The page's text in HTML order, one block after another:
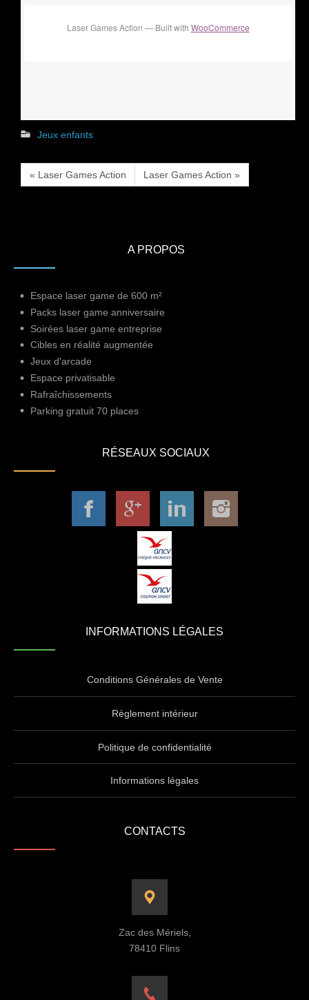
Laser Games Action — Built with WooCommerce
Jeux enfants
« Laser Games Action Laser Games Action »
A PROPOS
Espace laser game de 600 m²
Packs laser game anniversaire
Soirées laser game entreprise
Cibles en réalité augmentée
Jeux d'arcade
Espace privatisable
Rafraîchissements
Parking gratuit 70 places
RÉSEAUX SOCIAUX
INFORMATIONS LÉGALES
Conditions Générales de Vente
Règlement intérieur
Politique de confidentialité
Informations légales
CONTACTS
Zac des Mériels,
78410 Flins